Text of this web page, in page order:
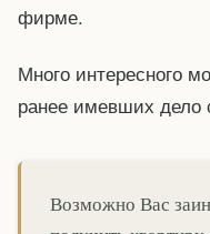
фирме.
Много интересного
ранее имевших дело
Возможно Вас